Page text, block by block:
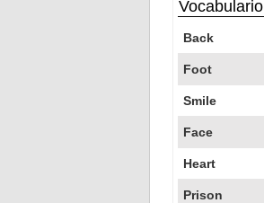
Vocabulario
Back
Foot
Smile
Face
Heart
Prison